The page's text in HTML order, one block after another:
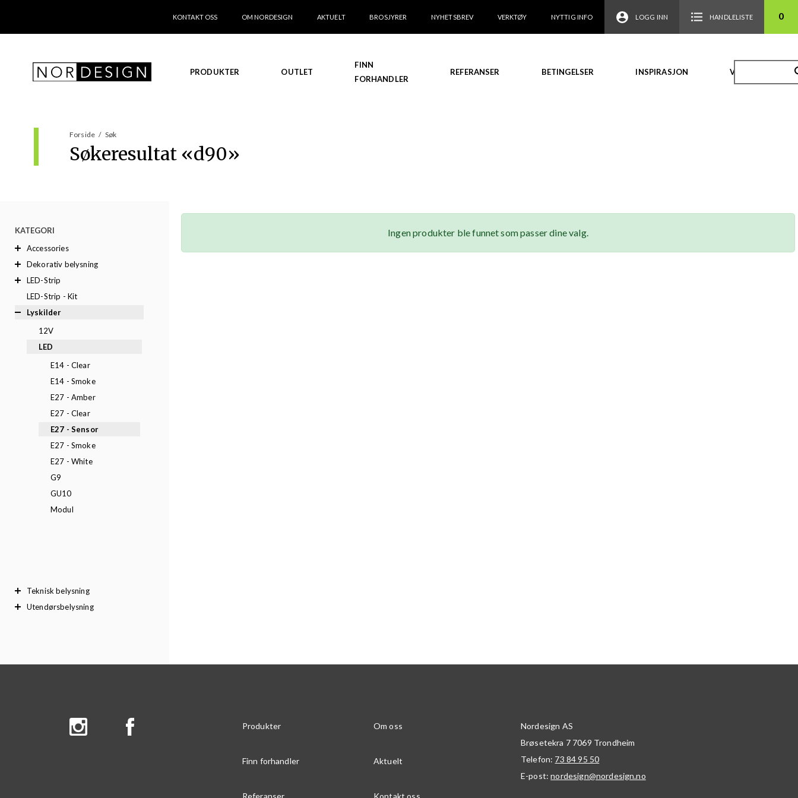
KONTAKT OSS OM NORDESIGN AKTUELT BROSJYRER NYHETSBREV VERKTØY NYTTIG INFO LOGG INN HANDLELISTE 0
PRODUKTER OUTLET
FINN
FORHANDLER
REFERANSER BETINGELSER INSPIRASJON VIDEO
Forside / Søk
Søkeresultat «d90»
KATEGORI
Accessories
Dekorativ belysning
LED-Strip
LED-Strip - Kit
Lyskilder
12V
LED
E14 - Clear
E14 - Smoke
E27 - Amber
E27 - Clear
E27 - Sensor
E27 - Smoke
E27 - White
G9
GU10
Modul
Teknisk belysning
Utendørsbelysning
Ingen produkter ble funnet som passer dine valg.
Produkter Om oss
Finn forhandler Aktuelt
Referanser Kontakt oss
Nordesign AS
Brøsetekra 7 7069 Trondheim
Telefon: 73 84 95 50
E-post:nordesign@nordesign.no